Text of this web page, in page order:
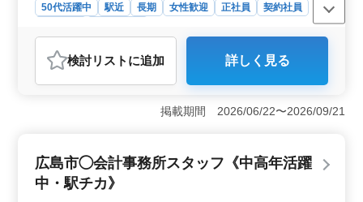
50代活躍中 駅近 長期 女性歓迎 正社員
契約社員
おすすめポイント
＜立地の利便性＞ 広島市中区のこの事務所は、胡町駅
から近く通勤が便利です。毎日の通勤時間を短縮でき、
経験活用と成長機会＞ 5年以上の会計事務所経験が求め
たる業務を通じてさらに専門性を高めることができま
す。 ＜働きやすい環境＞ 社会保険完備や交通費実
費支給など、福利厚生も充実しており、長期的に安心し
検討リスト に追加 詳しく見る
掲載期間 2026/06/22〜2026/09/21
広島市◯会計事務所スタッフ《中高年活躍
中・駅チカ》